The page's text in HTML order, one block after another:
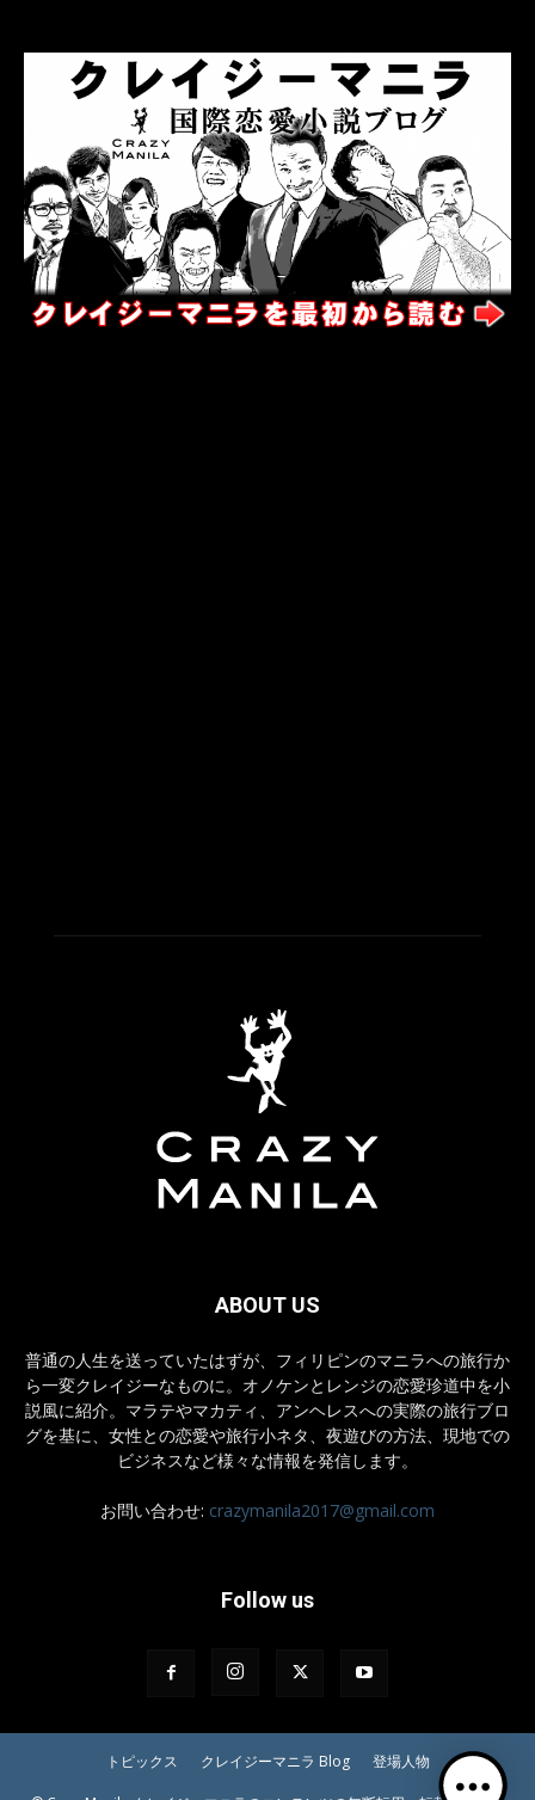
ABOUT US
普通の人生を送っていたはずが、フィリピンのマニラへの旅行か
ら一変クレイジーなものに。オノケンとレンジの恋愛珍道中を小
説風に紹介。マラテやマカティ、アンヘレスへの実際の旅行ブロ
グを基に、女性との恋愛や旅行小ネタ、夜遊びの方法、現地での
ビジネスなど様々な情報を発信します。
お問い合わせ: crazymanila2017@gmail.com
Follow us
トピックス クレイジーマニラ Blog 登場人物